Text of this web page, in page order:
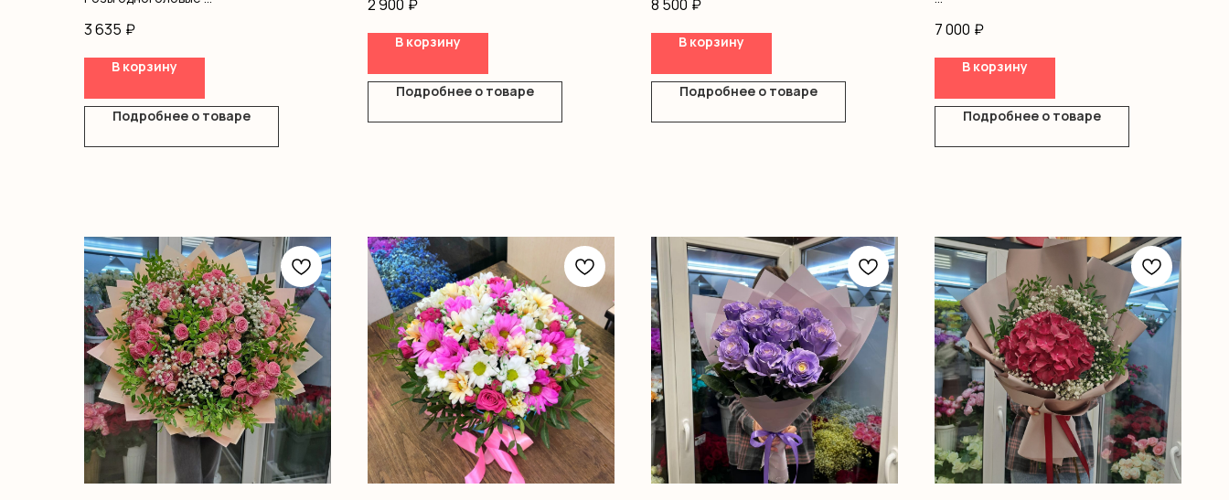
3 635 ₽
В корзину
Подробнее о товаре
2 900 ₽
В корзину
Подробнее о товаре
8 500 ₽
В корзину
Подробнее о товаре
Лилия
Рускус
Танацетум
Вероника
Фольгированные шары
7 000 ₽
В корзину
Подробнее о товаре